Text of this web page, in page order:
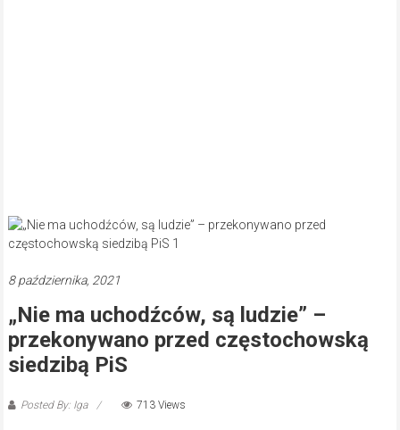
8 października, 2021
„Nie ma uchodźców, są ludzie” –
przekonywano przed częstochowską
siedzibą PiS
Posted By: Iga 713 Views